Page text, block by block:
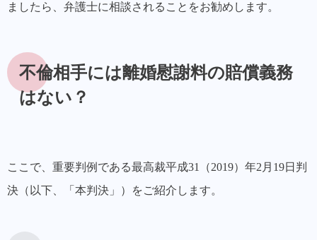
ましたら、弁護士に相談されることをお勧めします。
不倫相手には離婚慰謝料の賠償義務
はない？
ここで、重要判例である最高裁平成31（2019）年2月19日判
決（以下、「本判決」）をご紹介します。